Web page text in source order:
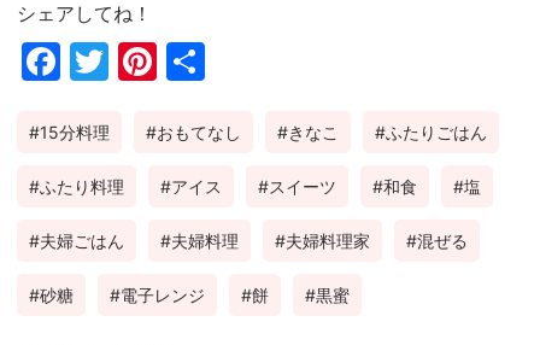
シェアしてね！
Fac
ok
Twi
Pin
est
15分料理 おもてなし きなこ ふたりごはん
ふたり料理 アイス スイーツ 和食 塩
夫婦ごはん 夫婦料理 夫婦料理家 混ぜる
砂糖 電子レンジ 餅 黒蜜